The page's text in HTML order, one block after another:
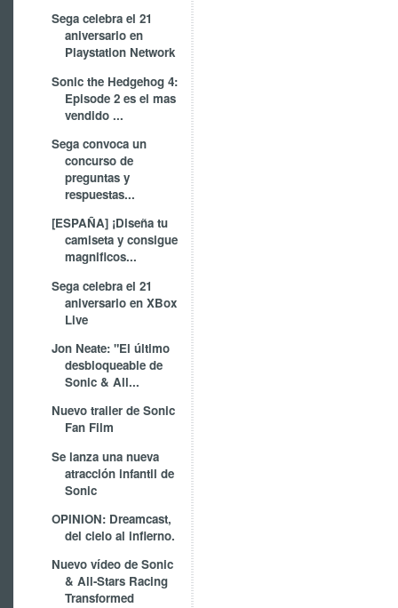
Sega celebra el 21
aniversario en
Playstation Network
Sonic the Hedgehog 4:
Episode 2 es el mas
vendido ...
Sega convoca un
concurso de
preguntas y
respuestas...
[ESPAÑA] ¡Diseña tu
camiseta y consigue
magnificos...
Sega celebra el 21
aniversario en XBox
Live
Jon Neate: "El último
desbloqueable de
Sonic & All...
Nuevo trailer de Sonic
Fan Film
Se lanza una nueva
atracción infantil de
Sonic
OPINION: Dreamcast,
del cielo al infierno.
Nuevo vídeo de Sonic
& All-Stars Racing
Transformed